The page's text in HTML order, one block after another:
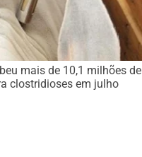
mais de 10,1 milhões de
clostridioses em julho